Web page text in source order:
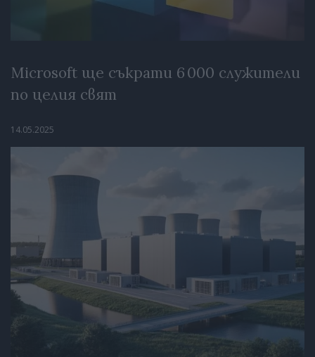
Microsoft ще съкрати 6 000 служители
по целия свят
14.05.2025